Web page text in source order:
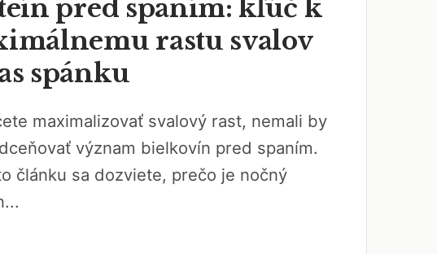
pred spaním: kľúč k
rastu svalov
spánku
maximalizovať svalový rast, nemali by
význam bielkovín pred spaním.
článku sa dozviete, prečo je nočný